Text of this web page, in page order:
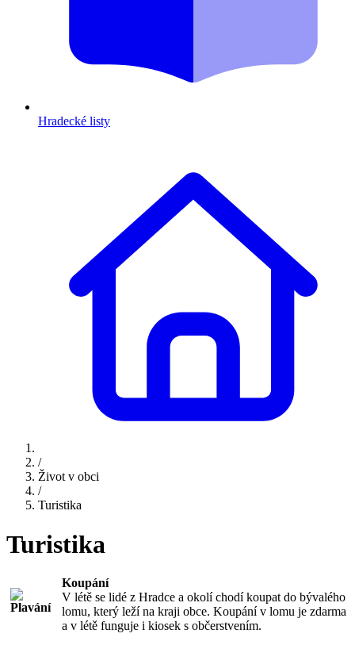
Hradecké listy
/
Život v obci
/
Turistika
Turistika
Koupání
V létě se lidé z Hradce a okolí chodí koupat do bývalého
lomu, který leží na kraji obce. Koupání v lomu je zdarma
a v létě funguje i kiosek s občerstvením.